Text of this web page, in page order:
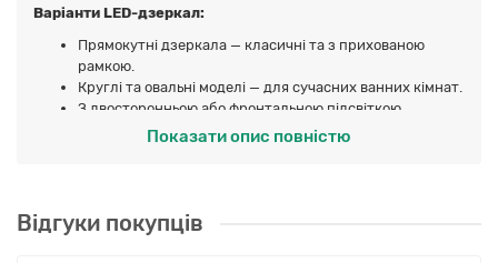
Варіанти LED-дзеркал:
Прямокутні дзеркала — класичні та з прихованою
рамкою.
Круглі та овальні моделі — для сучасних ванних кімнат.
З двосторонньою або фронтальною підсвіткою.
З сенсором, кнопкою або Bluetooth-керуванням.
Де використовують LED-дзеркала:
Показати опис повністю
Відгуки покупців